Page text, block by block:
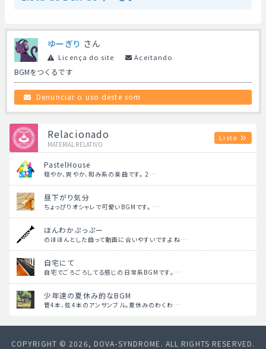
ゆーぎり さん
Licença do site Aceitando
BGMをつくるです
Denunciar o uso deste som
Relacionado
MATERIAL RELATIVO
Lista
PastelHouse
穏やか、爽やか、和み系の楽曲です。 2…
昼下がり気分
ちょっぴりオシャレで可愛いBGMです。 …
ほんわかぷっぷー
のほほんとした曲って動画に合いやすいですよね…
自宅にて
自宅でごろごろしてる感じの日常系BGMです。…
少年達の夏休み的なBGM
管4本、弦4本のアンサンブル。夏休みのわくわ…
COPYRIGHT © 2026, DOVA-SYNDROME. ALL RIGHTS RESERVED.